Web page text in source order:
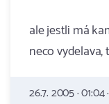
ale jestli má
neco
26.7. 2005 · 01:04